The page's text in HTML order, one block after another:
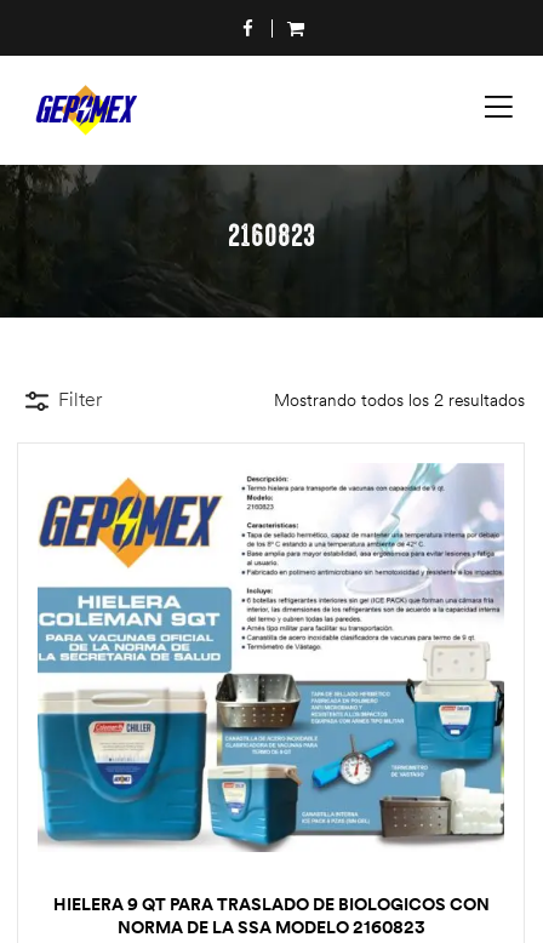
2160823
Filter Mostrando todos los 2 resultados
HIELERA 9 QT PARA TRASLADO DE BIOLOGICOS CON
NORMA DE LA SSA MODELO 2160823